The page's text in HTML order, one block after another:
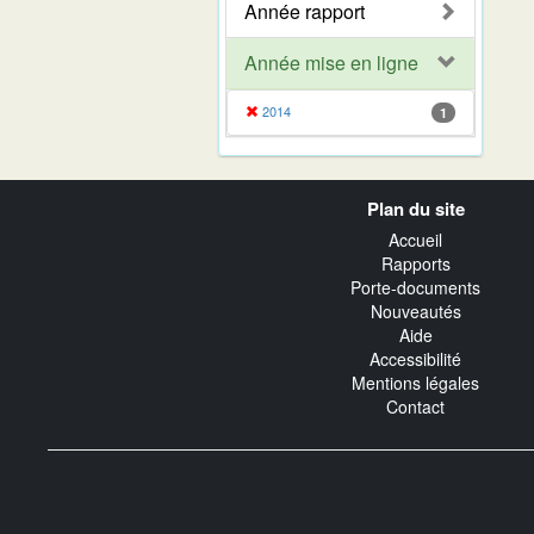
Année rapport
Année mise en ligne
2014 1
Plan du site
Accueil
Rapports
Porte-documents
Nouveautés
Aide
Accessibilité
Mentions légales
Contact